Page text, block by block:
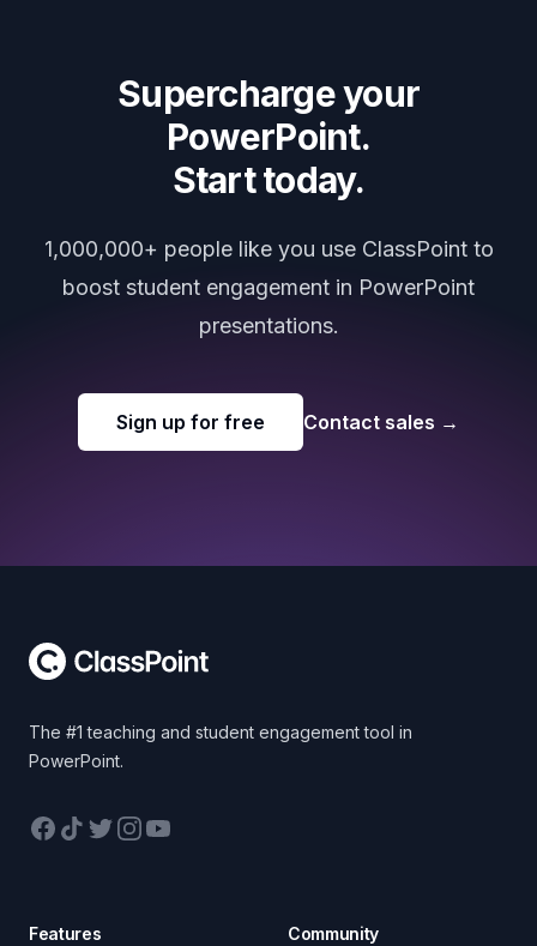
Supercharge your
PowerPoint.
Start today.
1,000,000+ people like you use ClassPoint to
boost student engagement in PowerPoint
presentations.
Sign up for free Contact sales →
The #1 teaching and student engagement tool in
PowerPoint.
Facebook
TikTokTwitterInstagram
YouTube
Features Community